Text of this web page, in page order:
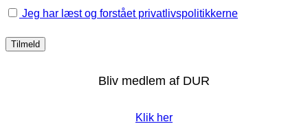
Jeg har læst og forstået privatlivspolitikkerne
Bliv medlem af DUR
Klik her